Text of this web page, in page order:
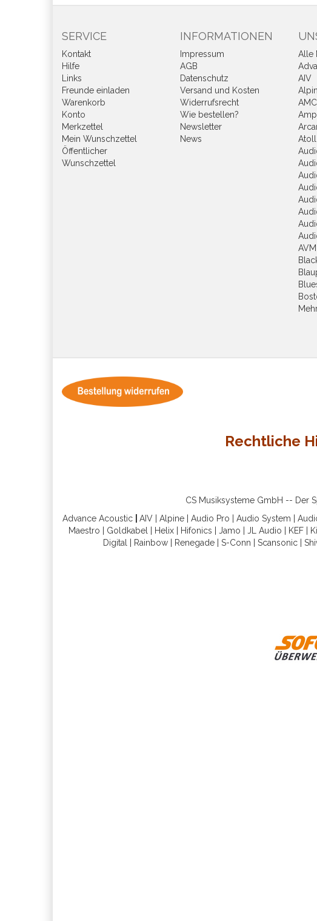
SERVICE
Kontakt
Hilfe
Links
Freunde einladen
Warenkorb
Konto
Merkzettel
Mein Wunschzettel
Öffentlicher
Wunschzettel
INFORMATIONEN
Impressum
AGB
Datenschutz
Versand und Kosten
Widerrufsrecht
Wie bestellen?
Newsletter
News
Alle
AIV
AMC
Atoll
AVM
Rechtliche
CS Musiksysteme GmbH -- Der
Advance Acoustic
AIV Alpine Audio Pro Audio System
Maestro
Goldkabel Helix| Hifonics Jamo JL Audio KEF|
Digital
Rainbow Renegade S-Conn Scansonic